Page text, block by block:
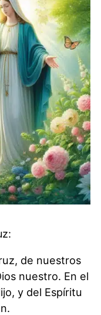
de nuestros
nuestro. En el
y del Espíritu